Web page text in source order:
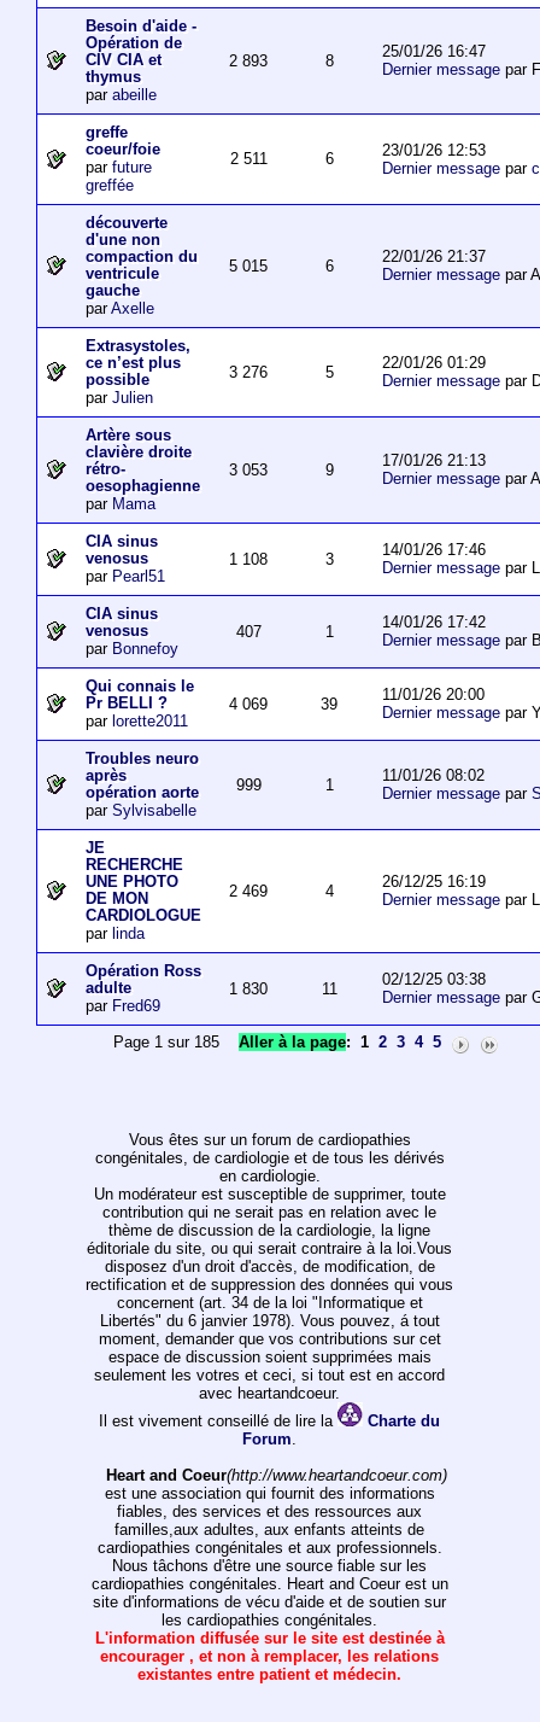
Besoin d'aide -
Opération de
CIV CIA et
thymus
par abeille
2 893 8
25/01/26 16:47
Dernier messagepar
greffe
coeur/foie
par future
greffée
2 511 6
23/01/26 12:53
Dernier messagepar
découverte
d'une non
compaction du
ventricule
gauche
parAxelle
5 015 6
22/01/26 21:37
Dernier messagepar
Extrasystoles,
ce n’est plus
possible
par Julien
3 276 5
22/01/26 01:29
Dernier messagepar
Artère sous
clavière droite
rétro-
oesophagienne
par Mama
3 053 9
17/01/26 21:13
Dernier messagepar
CIA sinus
venosus
par Pearl51
1 108 3
14/01/26 17:46
Dernier messagepar
CIA sinus
venosus
par Bonnefoy
407 1
14/01/26 17:42
Dernier messagepar
Qui connais le
Pr BELLI ?
par lorette2011
4 069 39
11/01/26 20:00
Dernier messagepar
Troubles neuro
après
opération aorte
par Sylvisabelle
999 1
11/01/26 08:02
Dernier messagepar
JE
RECHERCHE
UNE PHOTO
DE MON
CARDIOLOGUE
par linda
2 469 4
26/12/25 16:19
Dernier messagepar
Opération Ross
adulte
par Fred69
1 830 11
02/12/25 03:38
Dernier messagepar
Page 1 sur 185Aller à la page: 1 2 3 4 5
Vous êtes sur un forum de cardiopathies
congénitales, de cardiologie et de tous les dérivés
en cardiologie.
Un modérateur est susceptible de supprimer, toute
contribution qui ne serait pas en relation avec le
thème de discussion de la cardiologie, la ligne
éditoriale du site, ou qui serait contraire à la loi.Vous
disposez d'un droit d'accès, de modification, de
rectification et de suppression des données qui vous
concernent (art. 34 de la loi "Informatique et
Libertés" du 6 janvier 1978). Vous pouvez, á tout
moment, demander que vos contributions sur cet
espace de discussion soient supprimées mais
seulement les votres et ceci, si tout est en accord
avec heartandcoeur.
Il est vivement conseillé de lire la
Charte du
Forum.
Heart and Coeur(http://www.heartandcoeur.com)
est une association qui fournit des informations
fiables, des services et des ressources aux
familles,aux adultes, aux enfants atteints de
cardiopathies congénitales et aux professionnels.
Nous tâchons d'être une source fiable sur les
cardiopathies congénitales. Heart and Coeur est un
site d'informations de vécu d'aide et de soutien sur
les cardiopathies congénitales.
L'information diffusée sur le site est destinée à
encourager , et non à remplacer, les relations
existantes entre patient et médecin.